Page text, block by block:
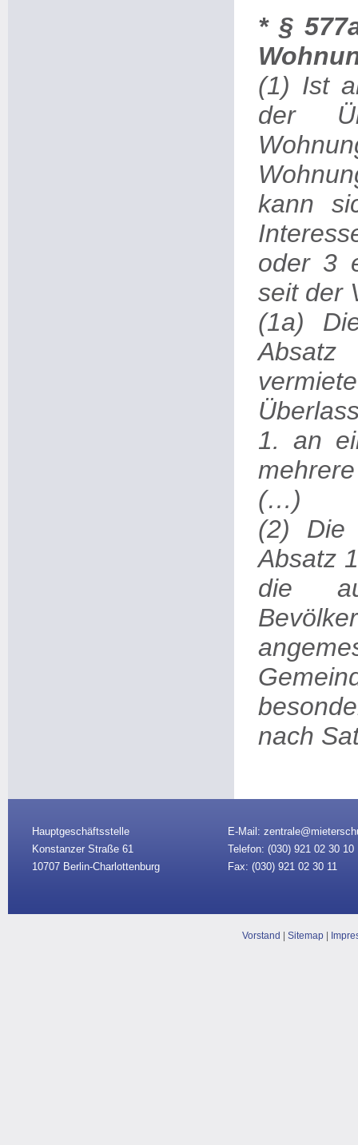
* §
(1) Ist
der
kann
oder 3
seit der
(1a)
1. an
(…)
(2) Die
Absatz
die
nach
Hauptgeschäftsstelle
Konstanzer Straße 61
10707 Berlin-Charlottenburg
E-Mail:
Telefon: (030) 921 02 30 10
Fax: (030) 921 02 30 11
Vorstand Sitemap|